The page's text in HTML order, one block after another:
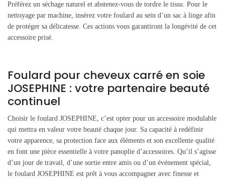
Préférez un séchage naturel et abstenez-vous de tordre le tissu. Pour le
nettoyage par machine, insérez votre foulard au sein d’un sac à linge afin
de protéger sa délicatesse. Ces actions vous garantiront la longévité de cet
accessoire prisé.
Foulard pour cheveux carré en soie
JOSEPHINE : votre partenaire beauté
continuel
Choisir le foulard JOSEPHINE, c’est opter pour un accessoire modulable
qui mettra en valeur votre beauté chaque jour. Sa capacité à redéfinir
votre apparence, sa protection face aux éléments et son excellente qualité
en font une pièce essentielle à votre panoplie d’accessoires. Qu’il s’agisse
d’un jour de travail, d’une sortie entre amis ou d’un événement spécial,
le foulard JOSEPHINE est prêt à vous accompagner avec finesse et